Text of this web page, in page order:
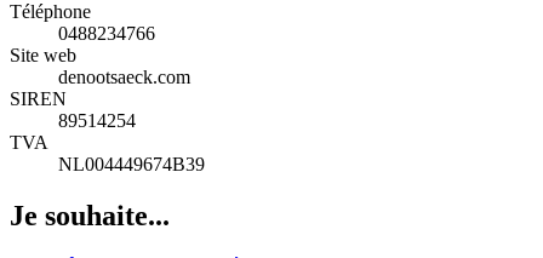
Téléphone
0488234766
Site web
denootsaeck.com
SIREN
89514254
TVA
NL004449674B39
Je souhaite...